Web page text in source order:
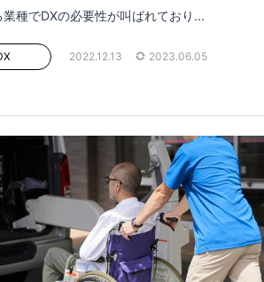
業種でDXの必要性が叫ばれており...
2022.12.13 2023.06.05